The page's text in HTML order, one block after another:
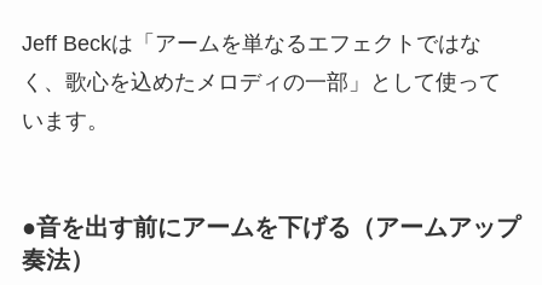
Jeff Beckは「アームを単なるエフェクトではな
く、歌心を込めたメロディの一部」として使って
います。
●音を出す前にアームを下げる（アームアップ
奏法）